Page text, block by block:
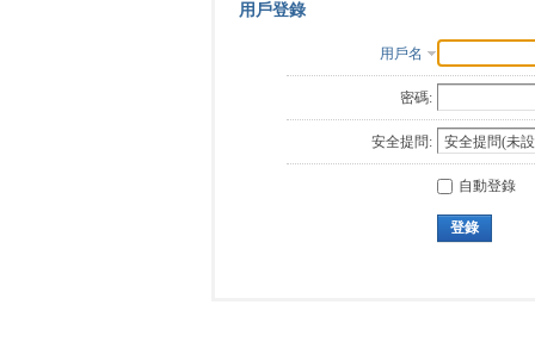
用戶登錄
用戶名
密碼:
安全提問:
自動登錄
登錄